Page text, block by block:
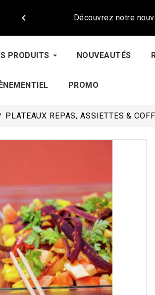
Découvrez notre

PRODUITS NOUVEAUTÉS
PROMO
PLATEAUX REPAS, ASSIETTES &